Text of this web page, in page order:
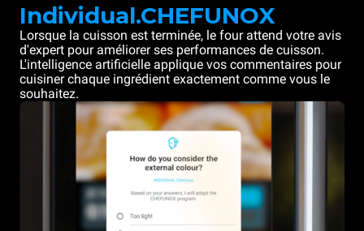
Individual.CHEFUNOX
Lorsque la cuisson est terminée, le four attend votre avis
d'expert pour améliorer ses performances de cuisson.
L'intelligence artificielle applique vos commentaires pour
cuisiner chaque ingrédient exactement comme vous le
souhaitez.